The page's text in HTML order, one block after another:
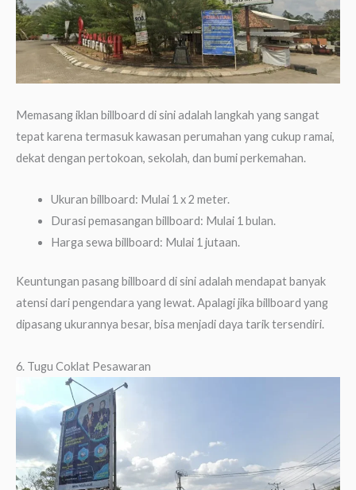
Memasang iklan billboard di sini adalah langkah yang sangat
tepat karena termasuk kawasan perumahan yang cukup ramai,
dekat dengan pertokoan, sekolah, dan bumi perkemahan.
Ukuran billboard: Mulai 1 x 2 meter.
Durasi pemasangan billboard: Mulai 1 bulan.
Harga sewa billboard: Mulai 1 jutaan.
Keuntungan pasang billboard di sini adalah mendapat banyak
atensi dari pengendara yang lewat. Apalagi jika billboard yang
dipasang ukurannya besar, bisa menjadi daya tarik tersendiri.
6. Tugu Coklat Pesawaran